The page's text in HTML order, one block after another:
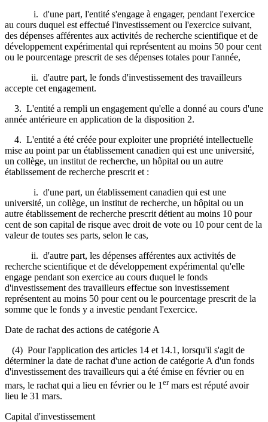
i. d'une part, l'entité s'engage à engager, pendant l'exercice
au cours duquel est effectué l'investissement ou l'exercice suivant,
des dépenses afférentes aux activités de recherche scientifique et de
développement expérimental qui représentent au moins 50 pour cent
ou le pourcentage prescrit de ses dépenses totales pour l'année,
ii. d'autre part, le fonds d'investissement des travailleurs
accepte cet engagement.
3. L'entité a rempli un engagement qu'elle a donné au cours d'une
année antérieure en application de la disposition 2.
4. L'entité a été créée pour exploiter une propriété intellectuelle
mise au point par un établissement canadien qui est une université,
un collège, un institut de recherche, un hôpital ou un autre
établissement de recherche prescrit et :
i. d'une part, un établissement canadien qui est une
université, un collège, un institut de recherche, un hôpital ou un
autre établissement de recherche prescrit détient au moins 10 pour
cent de son capital de risque avec droit de vote ou 10 pour cent de la
valeur de toutes ses parts, selon le cas,
ii. d'autre part, les dépenses afférentes aux activités de
recherche scientifique et de développement expérimental qu'elle
engage pendant son exercice au cours duquel le fonds
d'investissement des travailleurs effectue son investissement
représentent au moins 50 pour cent ou le pourcentage prescrit de la
somme que le fonds y a investie pendant l'exercice.
Date de rachat des actions de catégorie A
(4) Pour l'application des articles 14 et 14.1, lorsqu'il s'agit de
déterminer la date de rachat d'une action de catégorie A d'un fonds
d'investissement des travailleurs qui a été émise en février ou en
mars, le rachat qui a lieu en février ou le 1 ermars est réputé avoir
lieu le 31 mars.
Capital d'investissement